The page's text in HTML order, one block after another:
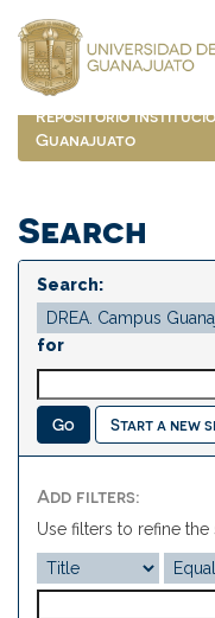
navigation
Repositorio
Guanajuato
Search
Search:
for
Start a new
Add filters:
Use filters to refine the